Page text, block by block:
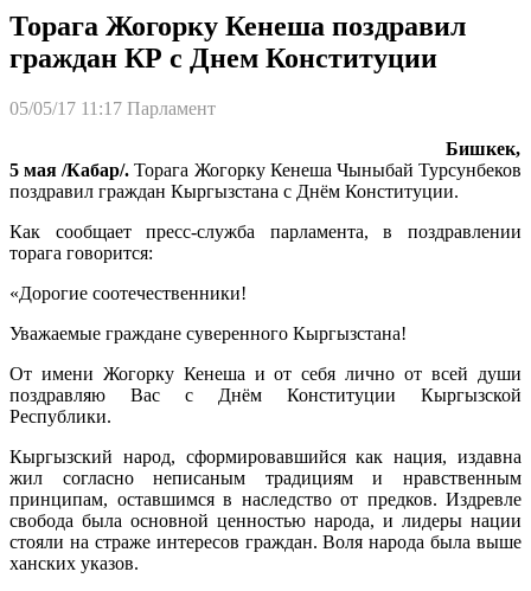
Торага Жогорку Кенеша поздравил
граждан КР с Днем Конституции
05/05/17 11:17 Парламент
Бишкек,
5 мая /Кабар/. Торага Жогорку Кенеша Чыныбай Турсунбеков
поздравил граждан Кыргызстана с Днём Конституции.
Как сообщает пресс-служба парламента, в поздравлении
торага говорится:
«Дорогие соотечественники!
Уважаемые граждане суверенного Кыргызстана!
От имени Жогорку Кенеша и от себя лично от всей души
поздравляю Вас с Днём Конституции Кыргызской
Республики.
Кыргызский народ, сформировавшийся как нация, издавна
жил согласно неписаным традициям и нравственным
принципам, оставшимся в наследство от предков. Издревле
свобода была основной ценностью народа, и лидеры нации
стояли на страже интересов граждан. Воля народа была выше
ханских указов.